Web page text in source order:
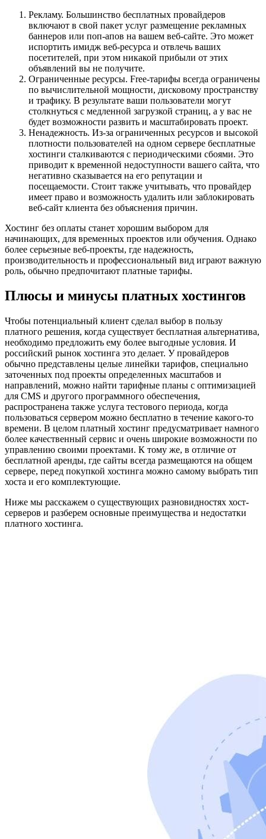
Рекламу. Большинство бесплатных провайдеров
включают в свой пакет услуг размещение рекламных
баннеров или поп-апов на вашем веб-сайте. Это может
испортить имидж веб-ресурса и отвлечь ваших
посетителей, при этом никакой прибыли от этих
объявлений вы не получите.
Ограниченные ресурсы. Free-тарифы всегда ограничены
по вычислительной мощности, дисковому пространству
и трафику. В результате ваши пользователи могут
столкнуться с медленной загрузкой страниц, а у вас не
будет возможности развить и масштабировать проект.
Ненадежность. Из-за ограниченных ресурсов и высокой
плотности пользователей на одном сервере бесплатные
хостинги сталкиваются с периодическими сбоями. Это
приводит к временной недоступности вашего сайта, что
негативно сказывается на его репутации и
посещаемости. Стоит также учитывать, что провайдер
имеет право и возможность удалить или заблокировать
веб-сайт клиента без объяснения причин.
Хостинг без оплаты станет хорошим выбором для
начинающих, для временных проектов или обучения. Однако
более серьезные веб-проекты, где надежность,
производительность и профессиональный вид играют важную
роль, обычно предпочитают платные тарифы.
Плюсы и минусы платных хостингов
Чтобы потенциальный клиент сделал выбор в пользу
платного решения, когда существует бесплатная альтернатива,
необходимо предложить ему более выгодные условия. И
российский рынок хостинга это делает. У провайдеров
обычно представлены целые линейки тарифов, специально
заточенных под проекты определенных масштабов и
направлений, можно найти тарифные планы с оптимизацией
для CMS и другого программного обеспечения,
распространена также услуга тестового периода, когда
пользоваться сервером можно бесплатно в течение какого-то
времени. В целом платный хостинг предусматривает намного
более качественный сервис и очень широкие возможности по
управлению своими проектами. К тому же, в отличие от
бесплатной аренды, где сайты всегда размещаются на общем
сервере, перед покупкой хостинга можно самому выбрать тип
хоста и его комплектующие.
Ниже мы расскажем о существующих разновидностях хост-
серверов и разберем основные преимущества и недостатки
платного хостинга.